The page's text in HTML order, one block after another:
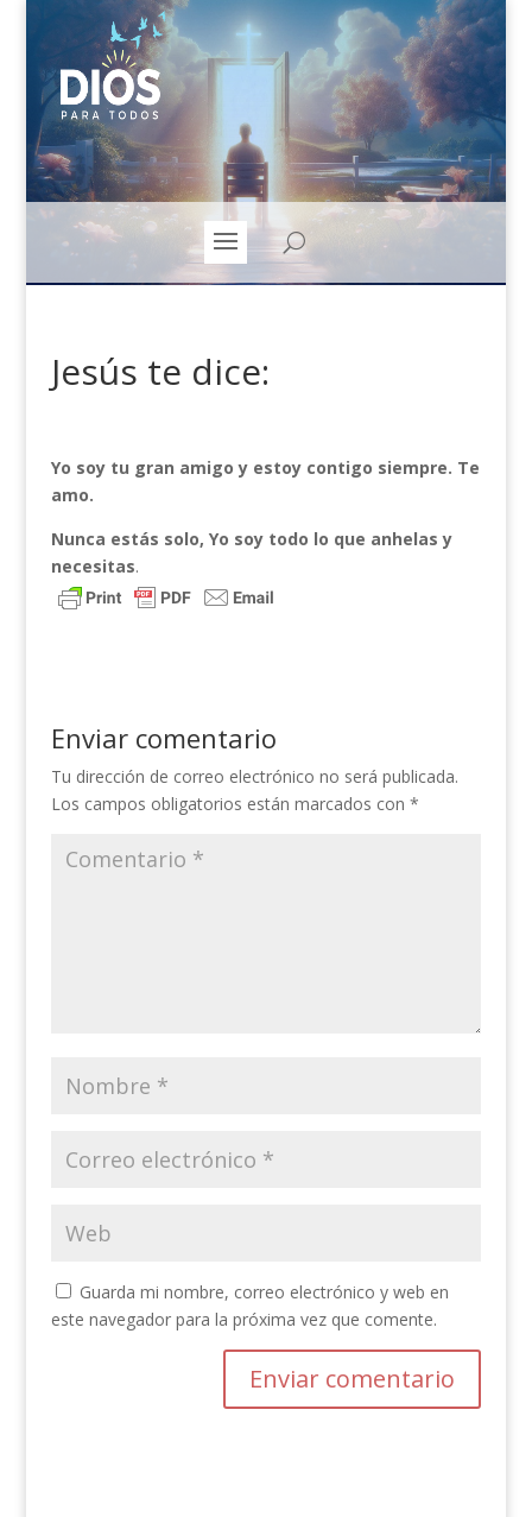
Jesús te dice:
Yo soy tu gran amigo y estoy contigo siempre. Te
amo.
Nunca estás solo, Yo soy todo lo que anhelas y
necesitas.
Enviar comentario
Tu dirección de correo electrónico no será publicada.
Los campos obligatorios están marcados con *
Guarda mi nombre, correo electrónico y web en
este navegador para la próxima vez que comente.